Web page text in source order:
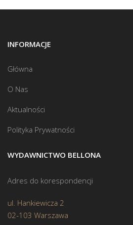
INFORMACJE
Główna
O Nas
Aktualności
Polityka Prywatności
WYDAWNICTWO BELLONA
Adres do korespondencji
ul. Hankiewicza 2
02-103 Warszawa